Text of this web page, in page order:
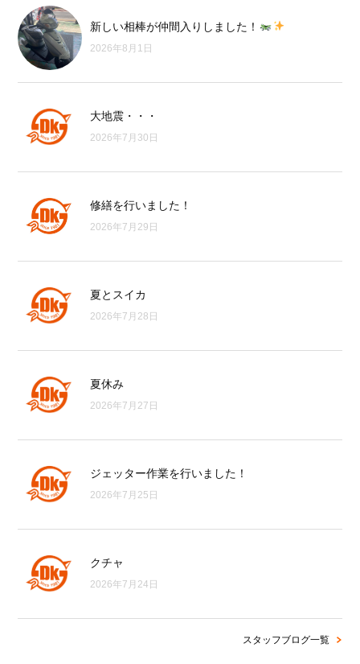
新しい相棒が仲間入りしました！
2026年8月1日
大地震・・・
2026年7月30日
修繕を行いました！
2026年7月29日
夏とスイカ
2026年7月28日
夏休み
2026年7月27日
ジェッター作業を行いました！
2026年7月25日
クチャ
2026年7月24日
スタッフブログ一覧